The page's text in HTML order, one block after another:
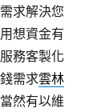
求解決您
想資金有
務客製化
需求雲林
然有以維